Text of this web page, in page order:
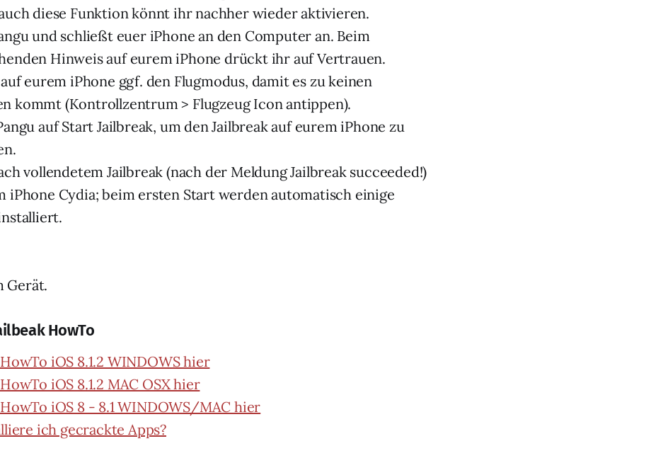
diese Funktion könnt ihr nachher wieder aktivieren.
und schließt euer iPhone an den Computer an. Beim
Hinweis auf eurem iPhone drückt ihr auf Vertrauen.
eurem iPhone ggf. den Flugmodus, damit es zu keinen
kommt (Kontrollzentrum > Flugzeug Icon antippen).
auf Start Jailbreak, um den Jailbreak auf eurem iPhone zu
vollendetem Jailbreak (nach der Meldung Jailbreak succeeded!)
iPhone Cydia; beim ersten Start werden automatisch einige
Gerät.
HowTo
iOS 8.1.2 WINDOWS hier
iOS 8.1.2 MAC OSX hier
iOS 8 - 8.1 WINDOWS/MAC hier
ich gecrackte Apps?